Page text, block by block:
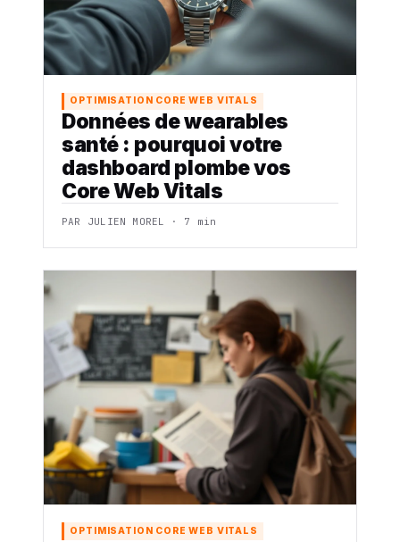
OPTIMISATION CORE WEB VITALS
Données de wearables
santé : pourquoi votre
dashboard plombe vos
Core Web Vitals
PAR JULIEN MOREL · 7 min
OPTIMISATION CORE WEB VITALS